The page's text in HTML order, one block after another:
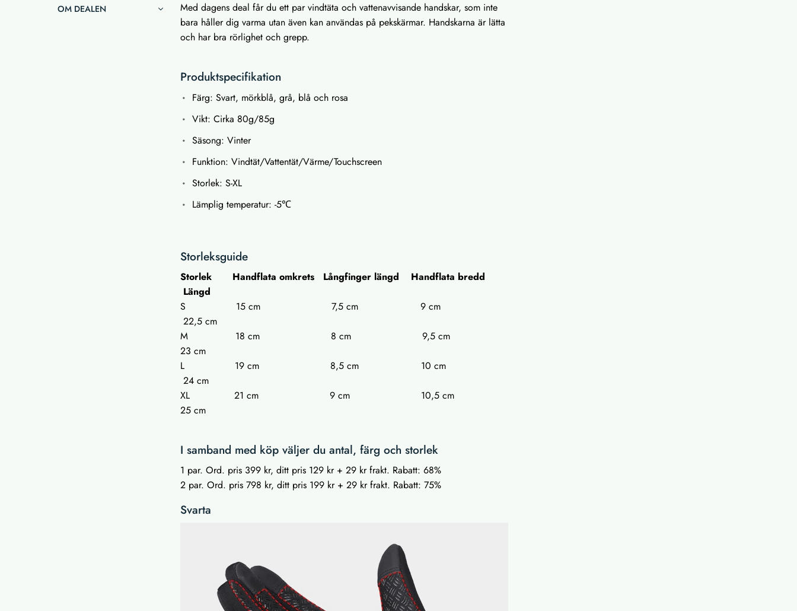
OM DEALEN
Med dagens deal får du ett par vindtäta och vattenavvisande handskar, som inte
bara håller dig varma utan även kan användas på pekskärmar. Handskarna är lätta
och har bra rörlighet och grepp.
Produktspecifikation
Färg: Svart, mörkblå, grå, blå och rosa
Vikt: Cirka 80g/85g
Säsong: Vinter
Funktion: Vindtät/Vattentät/Värme/Touchscreen
Storlek: S-XL
Lämplig temperatur: -5℃
Storleksguide
Storlek Handflata omkrets Långfinger längd Handflata bredd
Längd
S 15 cm 7,5 cm 9 cm
22,5 cm
M 18 cm 8 cm 9,5 cm
23 cm
L 19 cm 8,5 cm 10 cm
24 cm
XL 21 cm 9 cm 10,5 cm
25 cm
I samband med köp väljer du antal, färg och storlek
1 par. Ord. pris 399 kr, ditt pris 129 kr + 29 kr frakt. Rabatt: 68%
2 par. Ord. pris 798 kr, ditt pris 199 kr + 29 kr frakt. Rabatt: 75%
Svarta